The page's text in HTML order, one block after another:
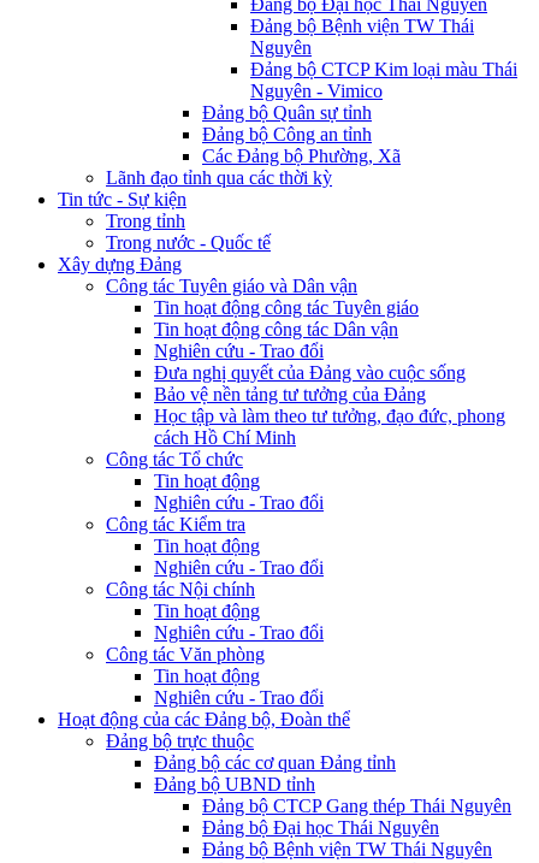
Đảng bộ Bệnh viện TW Thái
Nguyên
Đảng bộ CTCP Kim loại màu Thái
Nguyên - Vimico
Đảng bộ Quân sự tỉnh
Đảng bộ Công an tỉnh
Các Đảng bộ Phường, Xã
Lãnh đạo tỉnh qua các thời kỳ
Tin tức - Sự kiện
Trong tỉnh
Trong nước - Quốc tế
Xây dựng Đảng
Công tác Tuyên giáo và Dân vận
Tin hoạt động công tác Tuyên giáo
Tin hoạt động công tác Dân vận
Nghiên cứu - Trao đổi
Đưa nghị quyết của Đảng vào cuộc sống
Bảo vệ nền tảng tư tưởng của Đảng
Học tập và làm theo tư tưởng, đạo đức, phong
cách Hồ Chí Minh
Công tác Tổ chức
Tin hoạt động
Nghiên cứu - Trao đổi
Công tác Kiểm tra
Tin hoạt động
Nghiên cứu - Trao đổi
Công tác Nội chính
Tin hoạt động
Nghiên cứu - Trao đổi
Công tác Văn phòng
Tin hoạt động
Nghiên cứu - Trao đổi
Hoạt động của các Đảng bộ, Đoàn thể
Đảng bộ trực thuộc
Đảng bộ các cơ quan Đảng tỉnh
Đảng bộ UBND tỉnh
Đảng bộ CTCP Gang thép Thái Nguyên
Đảng bộ Đại học Thái Nguyên
Đảng bộ Bệnh viện TW Thái Nguyên